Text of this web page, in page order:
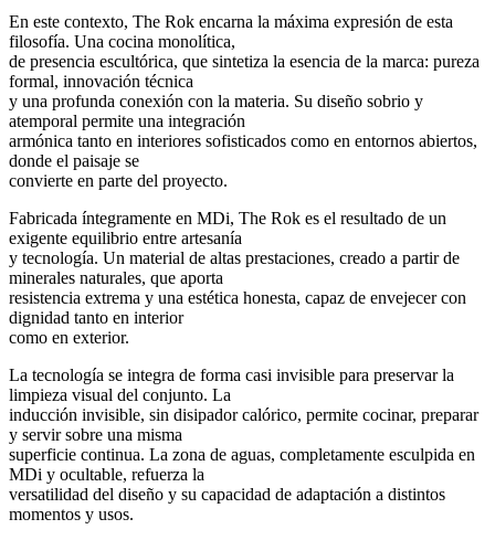
En este contexto, The Rok encarna la máxima expresión de esta
filosofía. Una cocina monolítica,
de presencia escultórica, que sintetiza la esencia de la marca: pureza
formal, innovación técnica
y una profunda conexión con la materia. Su diseño sobrio y
atemporal permite una integración
armónica tanto en interiores sofisticados como en entornos abiertos,
donde el paisaje se
convierte en parte del proyecto.
Fabricada íntegramente en MDi, The Rok es el resultado de un
exigente equilibrio entre artesanía
y tecnología. Un material de altas prestaciones, creado a partir de
minerales naturales, que aporta
resistencia extrema y una estética honesta, capaz de envejecer con
dignidad tanto en interior
como en exterior.
La tecnología se integra de forma casi invisible para preservar la
limpieza visual del conjunto. La
inducción invisible, sin disipador calórico, permite cocinar, preparar
y servir sobre una misma
superficie continua. La zona de aguas, completamente esculpida en
MDi y ocultable, refuerza la
versatilidad del diseño y su capacidad de adaptación a distintos
momentos y usos.